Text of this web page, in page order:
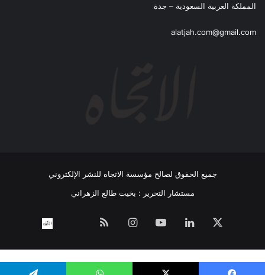
المملكة العربية السعودية – جدة
alatjah.com@gmail.com
جميع الحقوق لصالح مؤسسة الاتجاه للنشر الإلكتروني
مستشار التحرير : بخيت طالع الزهراني
لينكدإن‫YouTubeانستقرامملخص
الموقع
نبض
بــنـا